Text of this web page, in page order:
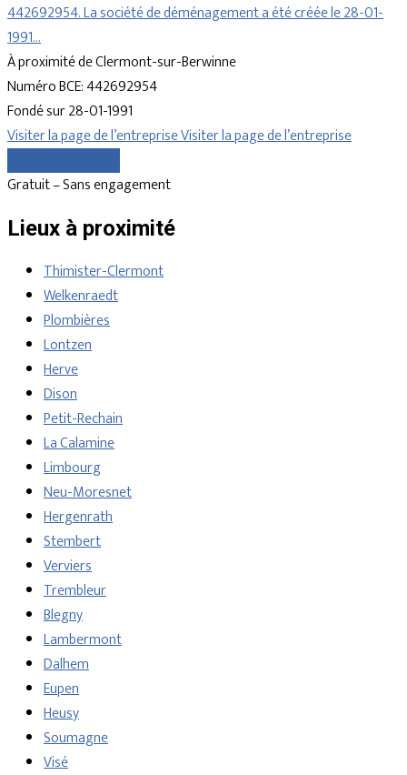
442692954. La société de déménagement a été créée le 28-01-
1991…
À proximité de Clermont-sur-Berwinne
Numéro BCE: 442692954
Fondé sur 28-01-1991
Visiter la page de l’entrepriseVisiter la page de l’entreprise
Gratuit – Sans engagement
Lieux à proximité
Thimister-Clermont
Welkenraedt
Plombières
Lontzen
Herve
Dison
Petit-Rechain
La Calamine
Limbourg
Neu-Moresnet
Hergenrath
Stembert
Verviers
Trembleur
Blegny
Lambermont
Dalhem
Eupen
Heusy
Soumagne
Visé